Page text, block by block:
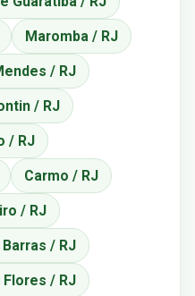
Maromba / RJ
/ RJ
/ RJ
/ RJ
Carmo / RJ
/ RJ
Barras / RJ
Flores / RJ